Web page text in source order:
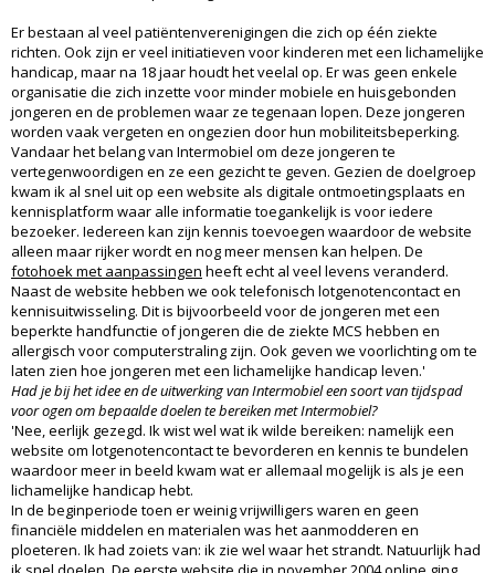
Er bestaan al veel patiëntenverenigingen die zich op één ziekte
richten. Ook zijn er veel initiatieven voor kinderen met een lichamelijke
handicap, maar na 18 jaar houdt het veelal op. Er was geen enkele
organisatie die zich inzette voor minder mobiele en huisgebonden
jongeren en de problemen waar ze tegenaan lopen. Deze jongeren
worden vaak vergeten en ongezien door hun mobiliteitsbeperking.
Vandaar het belang van Intermobiel om deze jongeren te
vertegenwoordigen en ze een gezicht te geven. Gezien de doelgroep
kwam ik al snel uit op een website als digitale ontmoetingsplaats en
kennisplatform waar alle informatie toegankelijk is voor iedere
bezoeker. Iedereen kan zijn kennis toevoegen waardoor de website
alleen maar rijker wordt en nog meer mensen kan helpen. De
fotohoek met aanpassingen heeft echt al veel levens veranderd.
Naast de website hebben we ook telefonisch lotgenotencontact en
kennisuitwisseling. Dit is bijvoorbeeld voor de jongeren met een
beperkte handfunctie of jongeren die de ziekte MCS hebben en
allergisch voor computerstraling zijn. Ook geven we voorlichting om te
laten zien hoe jongeren met een lichamelijke handicap leven.'
Had je bij het idee en de uitwerking van Intermobiel een soort van tijdspad
voor ogen om bepaalde doelen te bereiken met Intermobiel?
'Nee, eerlijk gezegd. Ik wist wel wat ik wilde bereiken: namelijk een
website om lotgenotencontact te bevorderen en kennis te bundelen
waardoor meer in beeld kwam wat er allemaal mogelijk is als je een
lichamelijke handicap hebt.
In de beginperiode toen er weinig vrijwilligers waren en geen
financiële middelen en materialen was het aanmodderen en
ploeteren. Ik had zoiets van: ik zie wel waar het strandt. Natuurlijk had